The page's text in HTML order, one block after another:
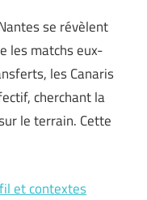
se révèlent
les matchs eux-
les Canaris
cherchant la
le terrain. Cette
et contextes